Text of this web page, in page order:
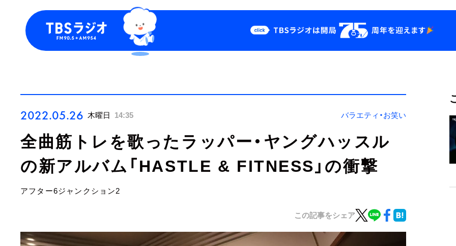
お知らせ
会社情報
2022.05.26 木曜日 14:35 バラエティ・お笑い
全曲筋トレを歌ったラッパー・ヤングハッスル
の新アルバム「HASTLE & FITNESS」の衝撃
アフター6ジャンクション2
この記事をシェア